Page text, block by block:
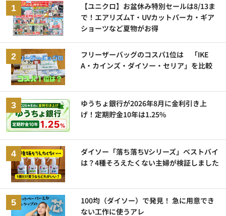
【ユニクロ】お盆休み特別セールは8/13ま
で！エアリズムT・UVカットパーカ・ギア
ショーツなど夏物がお得
フリーザーバッグのコスパ1位は 「IKE
A・カインズ・ダイソー・セリア」を比較
ゆうちょ銀行が2026年8月に金利引き上
げ！定期貯金10年は1.25%
ダイソー「落ち落ちVシリーズ」ベストバイ
は？4種そろえたくない主婦が検証しました
100均（ダイソー）で発見！ 急に用意でき
ない工作に使うアレ